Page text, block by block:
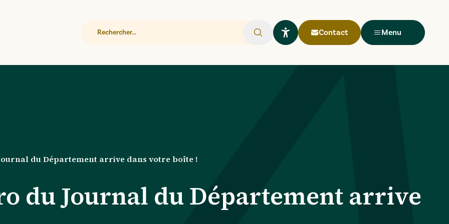
Rechercher
Ouvrir le widget Lisio
Contact Menu
du Département arrive dans votre boîte !
du Journal du Département arrive